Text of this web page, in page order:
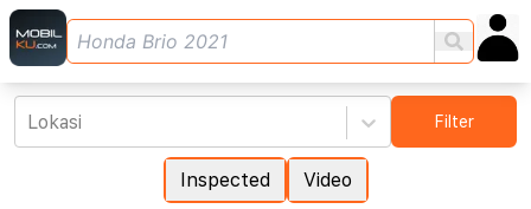
Inspected Video
Lokasi Filter